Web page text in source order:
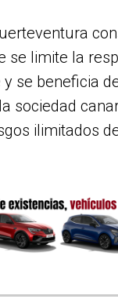
se limite la
se beneficia
sociedad
ilimitados